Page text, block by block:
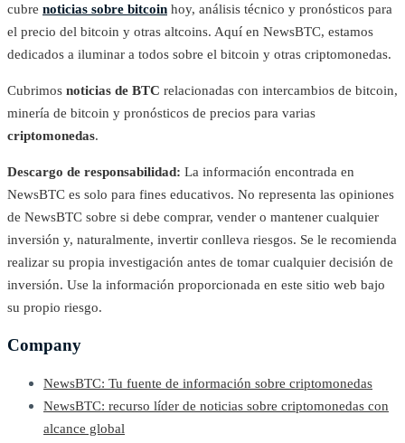
cubre noticias sobre bitcoin hoy, análisis técnico y pronósticos para
el precio del bitcoin y otras altcoins. Aquí en NewsBTC, estamos
dedicados a iluminar a todos sobre el bitcoin y otras criptomonedas.
Cubrimos noticias de BTC relacionadas con intercambios de bitcoin,
minería de bitcoin y pronósticos de precios para varias
criptomonedas.
Descargo de responsabilidad: La información encontrada en
NewsBTC es solo para fines educativos. No representa las opiniones
de NewsBTC sobre si debe comprar, vender o mantener cualquier
inversión y, naturalmente, invertir conlleva riesgos. Se le recomienda
realizar su propia investigación antes de tomar cualquier decisión de
inversión. Use la información proporcionada en este sitio web bajo
su propio riesgo.
Company
NewsBTC: Tu fuente de información sobre criptomonedas
NewsBTC: recurso líder de noticias sobre criptomonedas con
alcance global